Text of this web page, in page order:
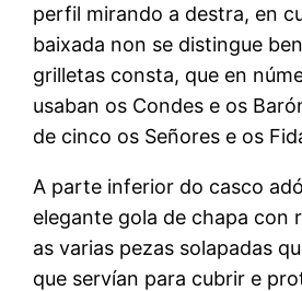
perfil mirando a destra, en
baixada non se distingue
grilletas consta, que en
usaban os Condes e os
de cinco os Señores e os
A parte inferior do casco
elegante gola de chapa con
as varias pezas solapadas
que servían para cubrir e